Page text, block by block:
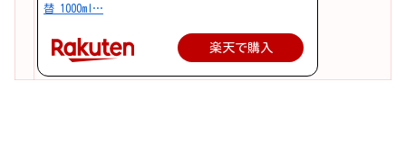
替 1000ml…
楽天で購入